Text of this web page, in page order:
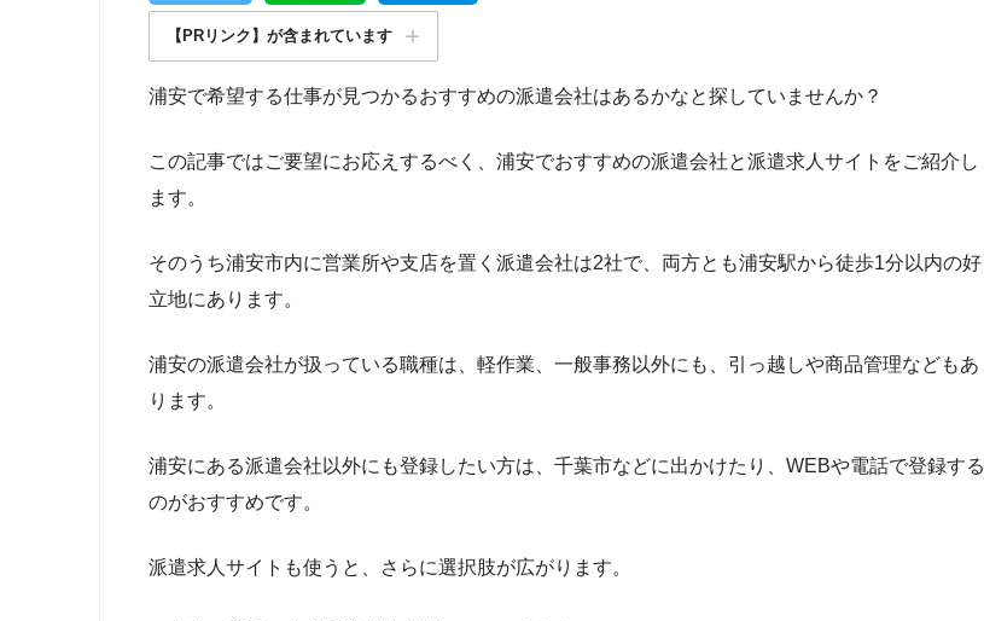
【PRリンク】が含まれています
浦安で希望する仕事が見つかるおすすめの派遣会社はあるかなと探していませんか？
この記事ではご要望にお応えするべく、浦安でおすすめの派遣会社と派遣求人サイトをご紹介し
ます。
そのうち浦安市内に営業所や支店を置く派遣会社は2社で、両方とも浦安駅から徒歩1分以内の好
立地にあります。
浦安の派遣会社が扱っている職種は、軽作業、一般事務以外にも、引っ越しや商品管理などもあ
ります。
浦安にある派遣会社以外にも登録したい方は、千葉市などに出かけたり、WEBや電話で登録する
のがおすすめです。
派遣求人サイトも使うと、さらに選択肢が広がります。